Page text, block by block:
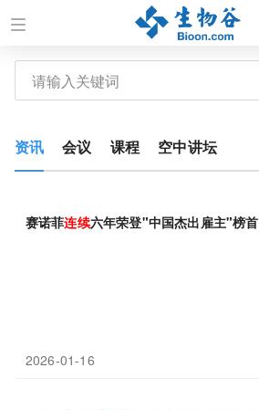
资讯 会议 课程 空中讲坛
赛诺菲连续六年荣登"中国杰出雇主"榜首
2026-01-16